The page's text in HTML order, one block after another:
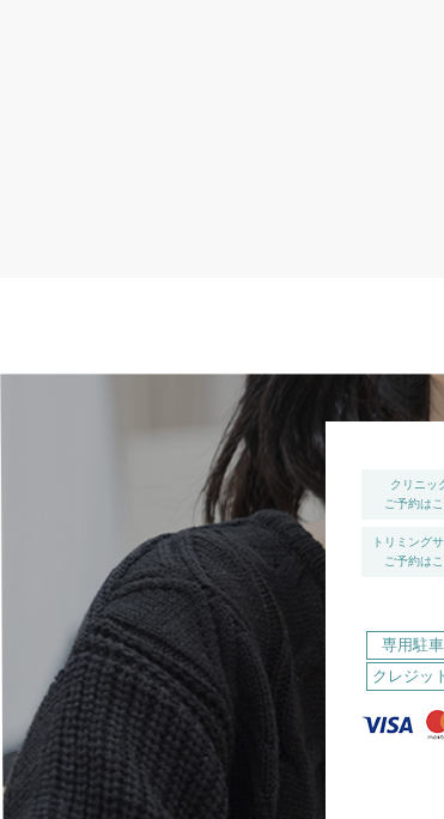
クリニッ
ご予約は
トリミング
ご予約は
専用駐
クレジッ